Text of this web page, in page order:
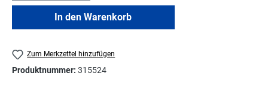
In den Warenkorb
Zum Merkzettel hinzufügen
Produktnummer: 315524